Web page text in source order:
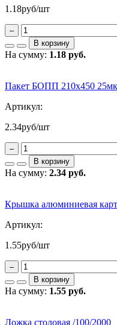
1.18руб/шт
–
В корзину
На сумму: 1.18 руб.
Пакет БОПП 210х450
Артикул:
2.34руб/шт
–
В корзину
На сумму: 2.34 руб.
Крышка алюминиевая
Артикул:
1.55руб/шт
–
В корзину
На сумму: 1.55 руб.
Ложка столовая /100/2000